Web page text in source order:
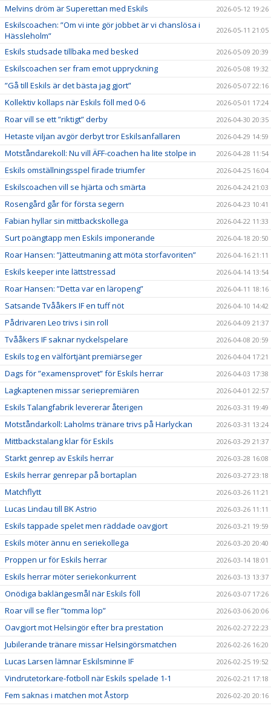
Melvins dröm är Superettan med Eskils 2026-05-12 19:26
Eskilscoachen: ”Om vi inte gör jobbet är vi chanslösa i
Hässleholm”
2026-05-11 21:05
Eskils studsade tillbaka med besked 2026-05-09 20:39
Eskilscoachen ser fram emot uppryckning 2026-05-08 19:32
”Gå till Eskils är det bästa jag gjort” 2026-05-07 22:16
Kollektiv kollaps när Eskils föll med 0-6 2026-05-01 17:24
Roar vill se ett ”riktigt” derby 2026-04-30 20:35
Hetaste viljan avgör derbyt tror Eskilsanfallaren 2026-04-29 14:59
Motståndarekoll: Nu vill ÄFF-coachen ha lite stolpe in 2026-04-28 11:54
Eskils omställningsspel firade triumfer 2026-04-25 16:04
Eskilscoachen vill se hjärta och smärta 2026-04-24 21:03
Rosengård går för första segern 2026-04-23 10:41
Fabian hyllar sin mittbackskollega 2026-04-22 11:33
Surt poängtapp men Eskils imponerande 2026-04-18 20:50
Roar Hansen: ”Jätteutmaning att möta storfavoriten” 2026-04-16 21:11
Eskils keeper inte lättstressad 2026-04-14 13:54
Roar Hansen: ”Detta var en läropeng” 2026-04-11 18:16
Satsande Tvååkers IF en tuff nöt 2026-04-10 14:42
Pådrivaren Leo trivs i sin roll 2026-04-09 21:37
Tvååkers IF saknar nyckelspelare 2026-04-08 20:59
Eskils tog en välförtjänt premiärseger 2026-04-04 17:21
Dags för ”examensprovet” för Eskils herrar 2026-04-03 17:38
Lagkaptenen missar seriepremiären 2026-04-01 22:57
Eskils Talangfabrik levererar återigen 2026-03-31 19:49
Motståndarkoll: Laholms tränare trivs på Harlyckan 2026-03-31 13:24
Mittbackstalang klar för Eskils 2026-03-29 21:37
Starkt genrep av Eskils herrar 2026-03-28 16:08
Eskils herrar genrepar på bortaplan 2026-03-27 23:18
Matchflytt 2026-03-26 11:21
Lucas Lindau till BK Astrio 2026-03-26 11:11
Eskils tappade spelet men räddade oavgjort 2026-03-21 19:59
Eskils möter ännu en seriekollega 2026-03-20 20:40
Proppen ur för Eskils herrar 2026-03-14 18:01
Eskils herrar möter seriekonkurrent 2026-03-13 13:37
Onödiga baklängesmål när Eskils föll 2026-03-07 17:26
Roar vill se fler ”tomma löp” 2026-03-06 20:06
Oavgjort mot Helsingör efter bra prestation 2026-02-27 22:23
Jubilerande tränare missar Helsingörsmatchen 2026-02-26 16:20
Lucas Larsen lämnar Eskilsminne IF 2026-02-25 19:52
Vindrutetorkare-fotboll när Eskils spelade 1-1 2026-02-21 17:18
Fem saknas i matchen mot Åstorp 2026-02-20 20:16